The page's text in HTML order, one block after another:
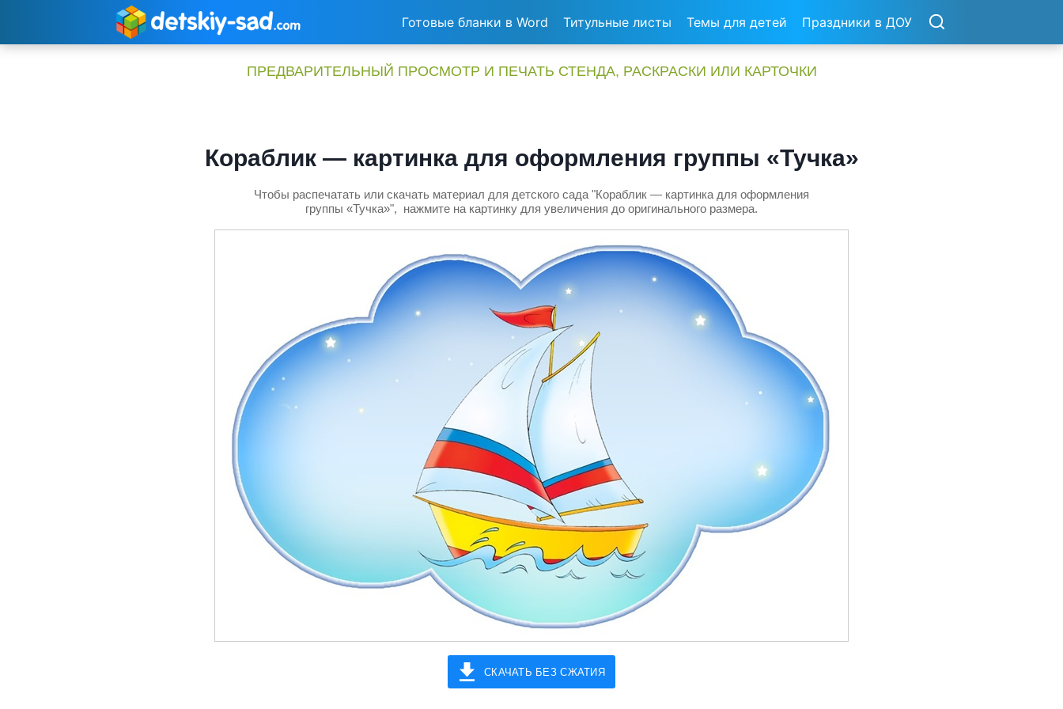
Готовые бланки в Word Титульные листы Темы для детей Праздники в ДОУ
ПРЕДВАРИТЕЛЬНЫЙ ПРОСМОТР И ПЕЧАТЬ СТЕНДА, РАСКРАСКИ ИЛИ КАРТОЧКИ
Кораблик — картинка для оформления группы «Тучка»
Чтобы распечатать или скачать материал для детского сада "Кораблик — картинка для оформления
группы «Тучка»", нажмите на картинку для увеличения до оригинального размера.
СКАЧАТЬ БЕЗ СЖАТИЯ